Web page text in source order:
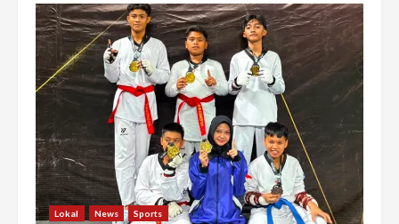
e
R
e
a
d
i
Lokal News Sports